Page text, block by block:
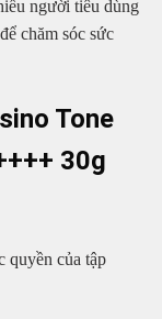
người tiêu dùng
chăm sóc sức
Tone
30g
quyền của tập